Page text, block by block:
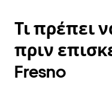
κάτω
βέλος
για
να
μετακινηθείτε
στο
Τι πρέπει
πριν
Fresno